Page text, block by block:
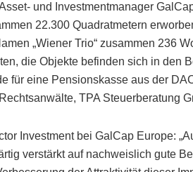
und Investmentmanager
22.300 Quadratmetern
„Wiener Trio“ zusammen 236
die Objekte befinden sich in den
für eine Pensionskasse aus der
TPA Steuerberatung
Investment bei GalCap Europe:
verstärkt auf nachweislich gute